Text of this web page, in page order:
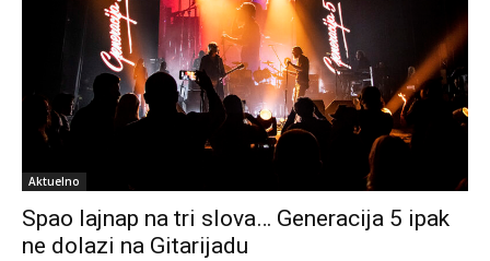
Aktuelno
Spao lajnap na tri slova… Generacija 5 ipak
ne dolazi na Gitarijadu